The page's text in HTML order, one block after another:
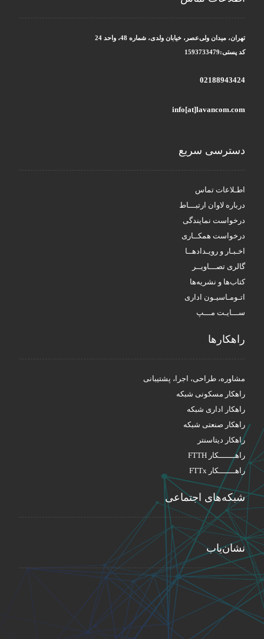
تهران، میدان ولی‌عصر، خیابان ولدی، شماره 48، واحد 24
کد پستی:1593733479
02188943424
info[at]lavancom.com
دسترسی سریع
اطـلاعات تماس
درباره لاوان ارتبـــاط
درخواست نمایندگی
درخواست همکــاری
اخـبـار و رویـدادهــا
گالری تصـــاویــر
کتاب‌ها و نشریه‌ها
اتـومـاسیـون اداری
ســـایـت مـــپ
راهکار‌ها
مشاوره، طراحی، اجرا، پشتیبانی
راهکار مسکونی شبکه
راهکار اداری شبکه
راهکار صنعتی شبکه
راهکار دیتاسنتر
راهـــــــکار FTTH
راهـــــــکار FTTx
شبکه‌های اجتماعی
نشان‌یاب